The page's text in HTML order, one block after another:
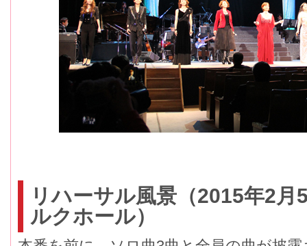
リハーサル風景（2015年2
ルクホール）